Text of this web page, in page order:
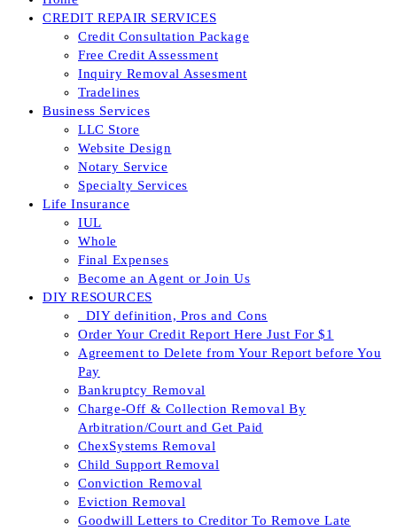
CREDIT REPAIR SERVICES
Credit Consultation Package
Free Credit Assessment
Inquiry Removal Assesment
Tradelines
Business Services
LLC Store
Website Design
Notary Service
Specialty Services
Life Insurance
IUL
Whole
Final Expenses
Become an Agent or Join Us
DIY RESOURCES
_DIY definition, Pros and Cons
Order Your Credit Report Here Just For $1
Agreement to Delete from Your Report before You
Pay
Bankruptcy Removal
Charge-Off & Collection Removal By
Arbitration/Court and Get Paid
ChexSystems Removal
Child Support Removal
Conviction Removal
Eviction Removal
Goodwill Letters to Creditor To Remove Late